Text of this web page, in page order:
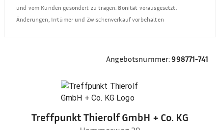
und vom Kunden gesondert zu tragen. Bonität vorausgesetzt.
Änderungen, Irrtümer und Zwischenverkauf vorbehalten
Angebotsnummer:998771-741
Treffpunkt Thierolf GmbH + Co. KG